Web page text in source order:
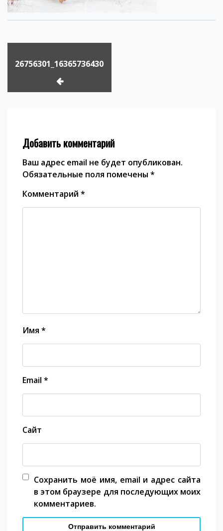
по26756301_1636573643089345_2369376076088517644_o
Добавить комментарий
Ваш адрес email не будет опубликован.
Обязательные поля помечены *
Комментарий *
Имя *
Email *
Сайт
Сохранить моё имя, email и адрес сайта
в этом браузере для последующих моих
комментариев.